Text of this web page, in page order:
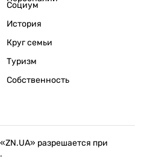
Социум
История
Круг семьи
Туризм
Собственность
разрешается при